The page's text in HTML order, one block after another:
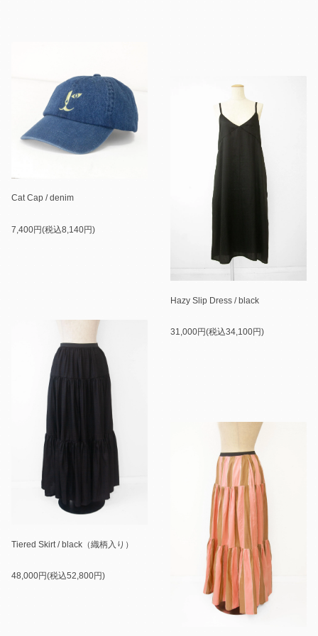
Cat Cap / denim
7,400円(税込8,140円)
Hazy Slip Dress / black
31,000円(税込34,100円)
Tiered Skirt / black（織柄入り）
48,000円(税込52,800円)